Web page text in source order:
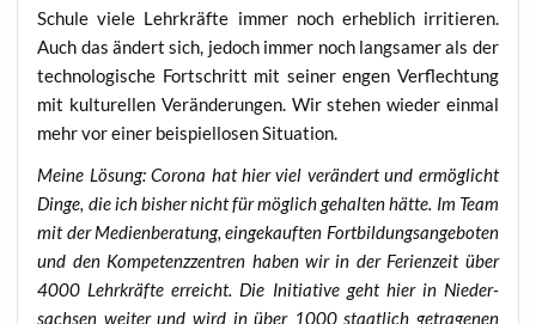
Schu­le vie­le Lehr­kräf­te immer noch erheb­lich irri­tie­ren.
Auch das ändert sich, jedoch immer noch lang­sa­mer als der
tech­no­lo­gi­sche Fort­schritt mit sei­ner engen Ver­flech­tung
mit kul­tu­rel­len Ver­än­de­run­gen. Wir ste­hen wie­der ein­mal
mehr vor einer bei­spiel­lo­sen Situation.
Mei­ne Lösung: Coro­na hat hier viel ver­än­dert und ermög­licht
Din­ge, die ich bis­her nicht für mög­lich gehal­ten hät­te. Im Team
mit der Medi­en­be­ra­tung, ein­ge­kauf­ten Fort­bil­dungs­an­ge­bo­ten
und den Kom­pe­tenz­zen­tren haben wir in der Feri­en­zeit über
4000 Lehr­kräf­te erreicht. Die Initia­ti­ve geht hier in Nie­der­
sach­sen wei­ter und wird in über 1000 staat­lich getra­ge­nen